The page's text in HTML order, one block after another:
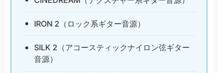
IRON 2（ロック系ギター音源）
SILK 2（アコースティックナイロン弦ギター
音源）